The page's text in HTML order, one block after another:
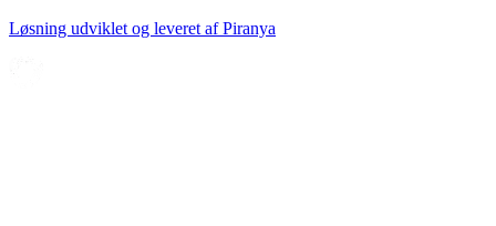
Løsning udviklet og leveret afPiranya